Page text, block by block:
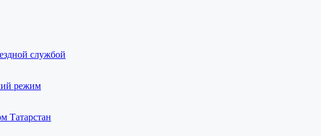
службой
режим
Татарстан